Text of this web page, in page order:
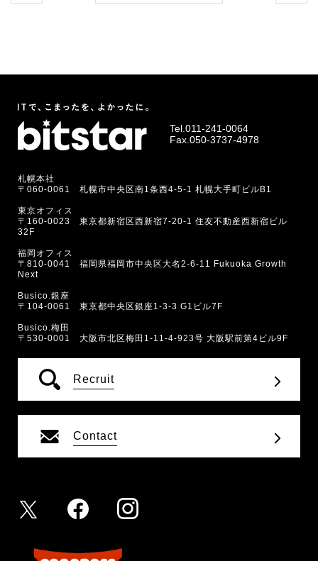
Tel.011-241-0064
Fax.050-3737-4978
札幌本社
〒060-0061 札幌市中央区南1条西4-5-1 札幌大手町ビルB1
東京オフィス
〒160-0023 東京都新宿区西新宿7-20-1 住友不動産西新宿ビル
32F
福岡オフィス
〒810-0041 福岡県福岡市中央区大名2-6-11 Fukuoka Growth
Next
Busico.銀座
〒104-0061 東京都中央区銀座1-3-3 G1ビル7F
Busico.梅田
〒530-0001 大阪市北区梅田1-11-4-923号 大阪駅前第4ビル9F
Recruit
Contact